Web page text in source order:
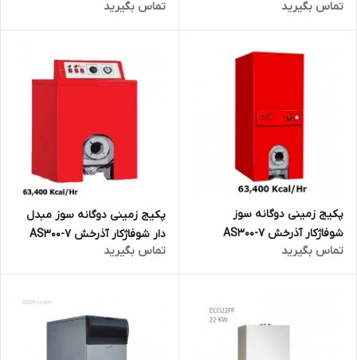
حرارتی
تماس بگیرید
تماس بگیرید
پکیج زمینی دوگانه سوز
شوفاژکار آذرخش AS300-7
تماس بگیرید
پکیج زمینی دوگانه سوز مبدل
دار شوفاژکار آذرخش AS300-7
تماس بگیرید